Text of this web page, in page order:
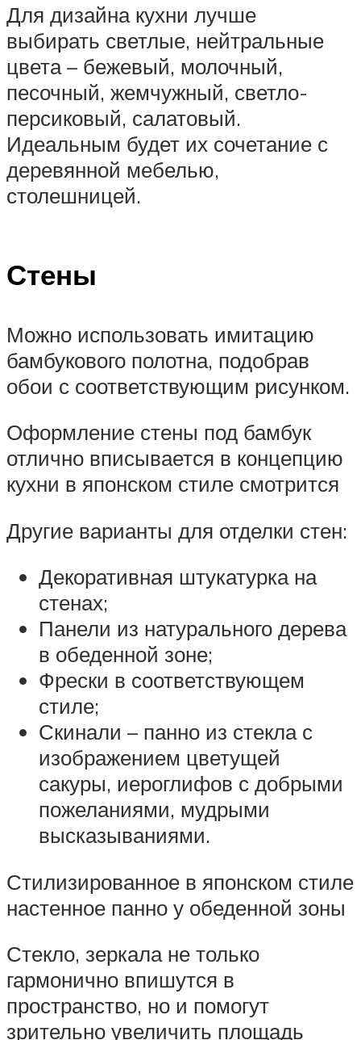
Для дизайна кухни лучше
выбирать светлые, нейтральные
цвета – бежевый, молочный,
песочный, жемчужный, светло-
персиковый, салатовый.
Идеальным будет их сочетание с
деревянной мебелью,
столешницей.
Стены
Можно использовать имитацию
бамбукового полотна, подобрав
обои с соответствующим рисунком.
Оформление стены под бамбук
отлично вписывается в концепцию
кухни в японском стиле смотрится
Другие варианты для отделки стен:
Декоративная штукатурка на
стенах;
Панели из натурального дерева
в обеденной зоне;
Фрески в соответствующем
стиле;
Скинали – панно из стекла с
изображением цветущей
сакуры, иероглифов с добрыми
пожеланиями, мудрыми
высказываниями.
Стилизированное в японском стиле
настенное панно у обеденной зоны
Стекло, зеркала не только
гармонично впишутся в
пространство, но и помогут
зрительно увеличить площадь